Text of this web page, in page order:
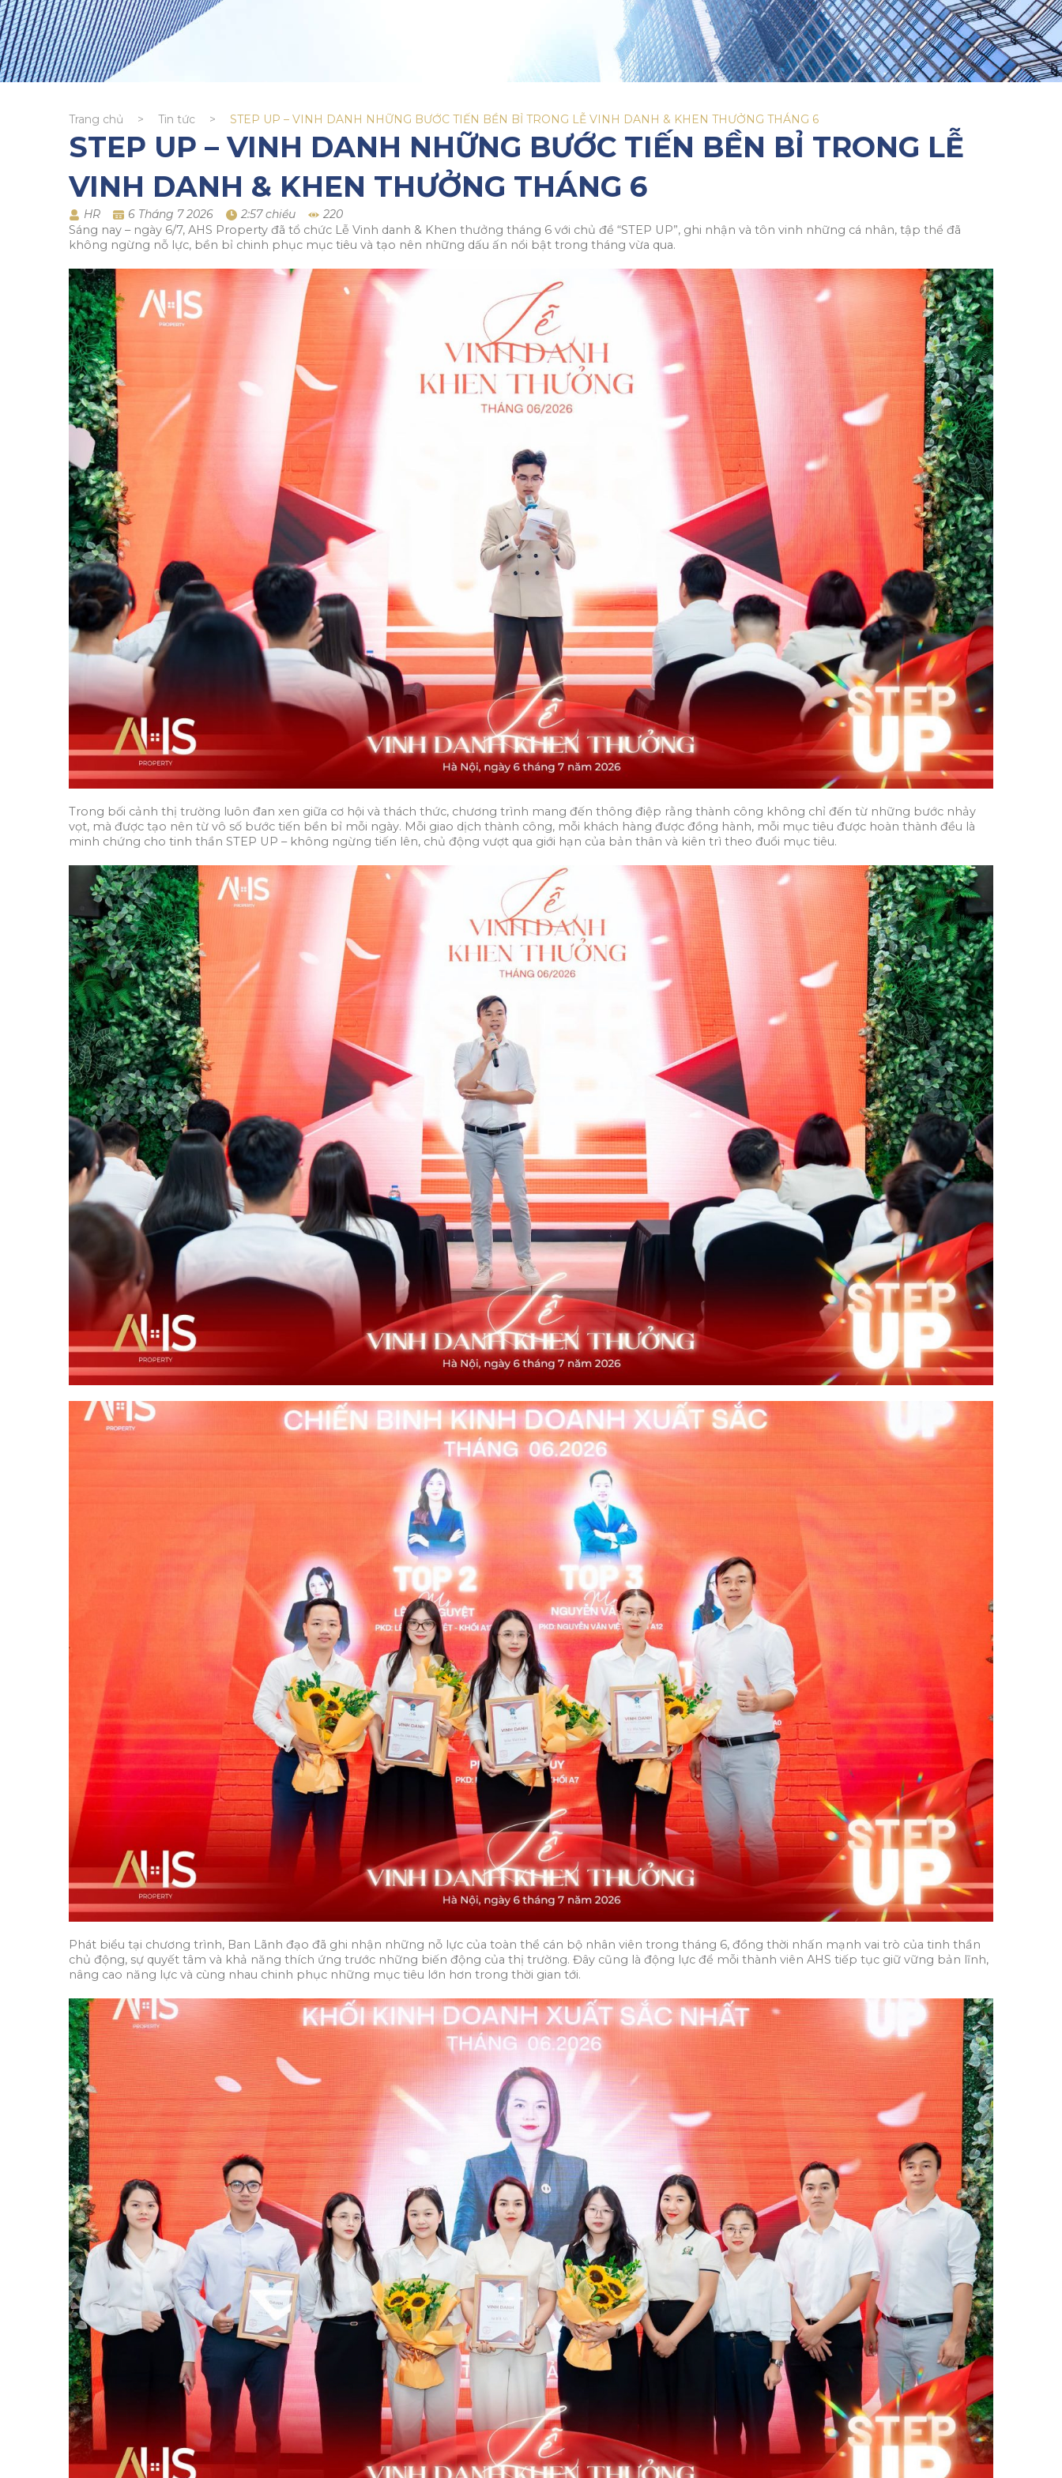
Trang chủ > Tin tức > STEP UP – VINH DANH NHỮNG BƯỚC TIẾN BỀN BỈ TRONG LỄ VINH DANH & KHEN THƯỞNG THÁNG 6
STEP UP – VINH DANH NHỮNG BƯỚC TIẾN BỀN BỈ TRONG LỄ
VINH DANH & KHEN THƯỞNG THÁNG 6
HR 6 Tháng 7 2026 2:57 chiều
220
Sáng nay – ngày 6/7, AHS Property đã tổ chức Lễ Vinh danh & Khen thưởng tháng 6 với chủ đề “STEP UP”, ghi nhận và tôn vinh những cá nhân, tập thể đã
không ngừng nỗ lực, bền bỉ chinh phục mục tiêu và tạo nên những dấu ấn nổi bật trong tháng vừa qua.
Trong bối cảnh thị trường luôn đan xen giữa cơ hội và thách thức, chương trình mang đến thông điệp rằng thành công không chỉ đến từ những bước nhảy
vọt, mà được tạo nên từ vô số bước tiến bền bỉ mỗi ngày. Mỗi giao dịch thành công, mỗi khách hàng được đồng hành, mỗi mục tiêu được hoàn thành đều là
minh chứng cho tinh thần STEP UP – không ngừng tiến lên, chủ động vượt qua giới hạn của bản thân và kiên trì theo đuổi mục tiêu.
Phát biểu tại chương trình, Ban Lãnh đạo đã ghi nhận những nỗ lực của toàn thể cán bộ nhân viên trong tháng 6, đồng thời nhấn mạnh vai trò của tinh thần
chủ động, sự quyết tâm và khả năng thích ứng trước những biến động của thị trường. Đây cũng là động lực để mỗi thành viên AHS tiếp tục giữ vững bản lĩnh,
nâng cao năng lực và cùng nhau chinh phục những mục tiêu lớn hơn trong thời gian tới.